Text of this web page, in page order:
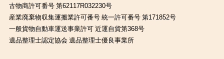
古物商許可番号 第62117R032230号
産業廃棄物収集運搬業許可番号 統一許可番号 第171852号
一般貨物自動車運送事業許可 近運自貨第368号
遺品整理士認定協会 遺品整理士優良事業所